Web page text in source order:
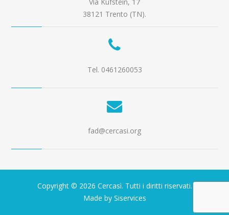
38121 Trento (TN).
Tel. 0461260053
fad@cercasi.org
Copyright © 2026 Cercasì. Tutti i diritti riservati.
Made by Siservices